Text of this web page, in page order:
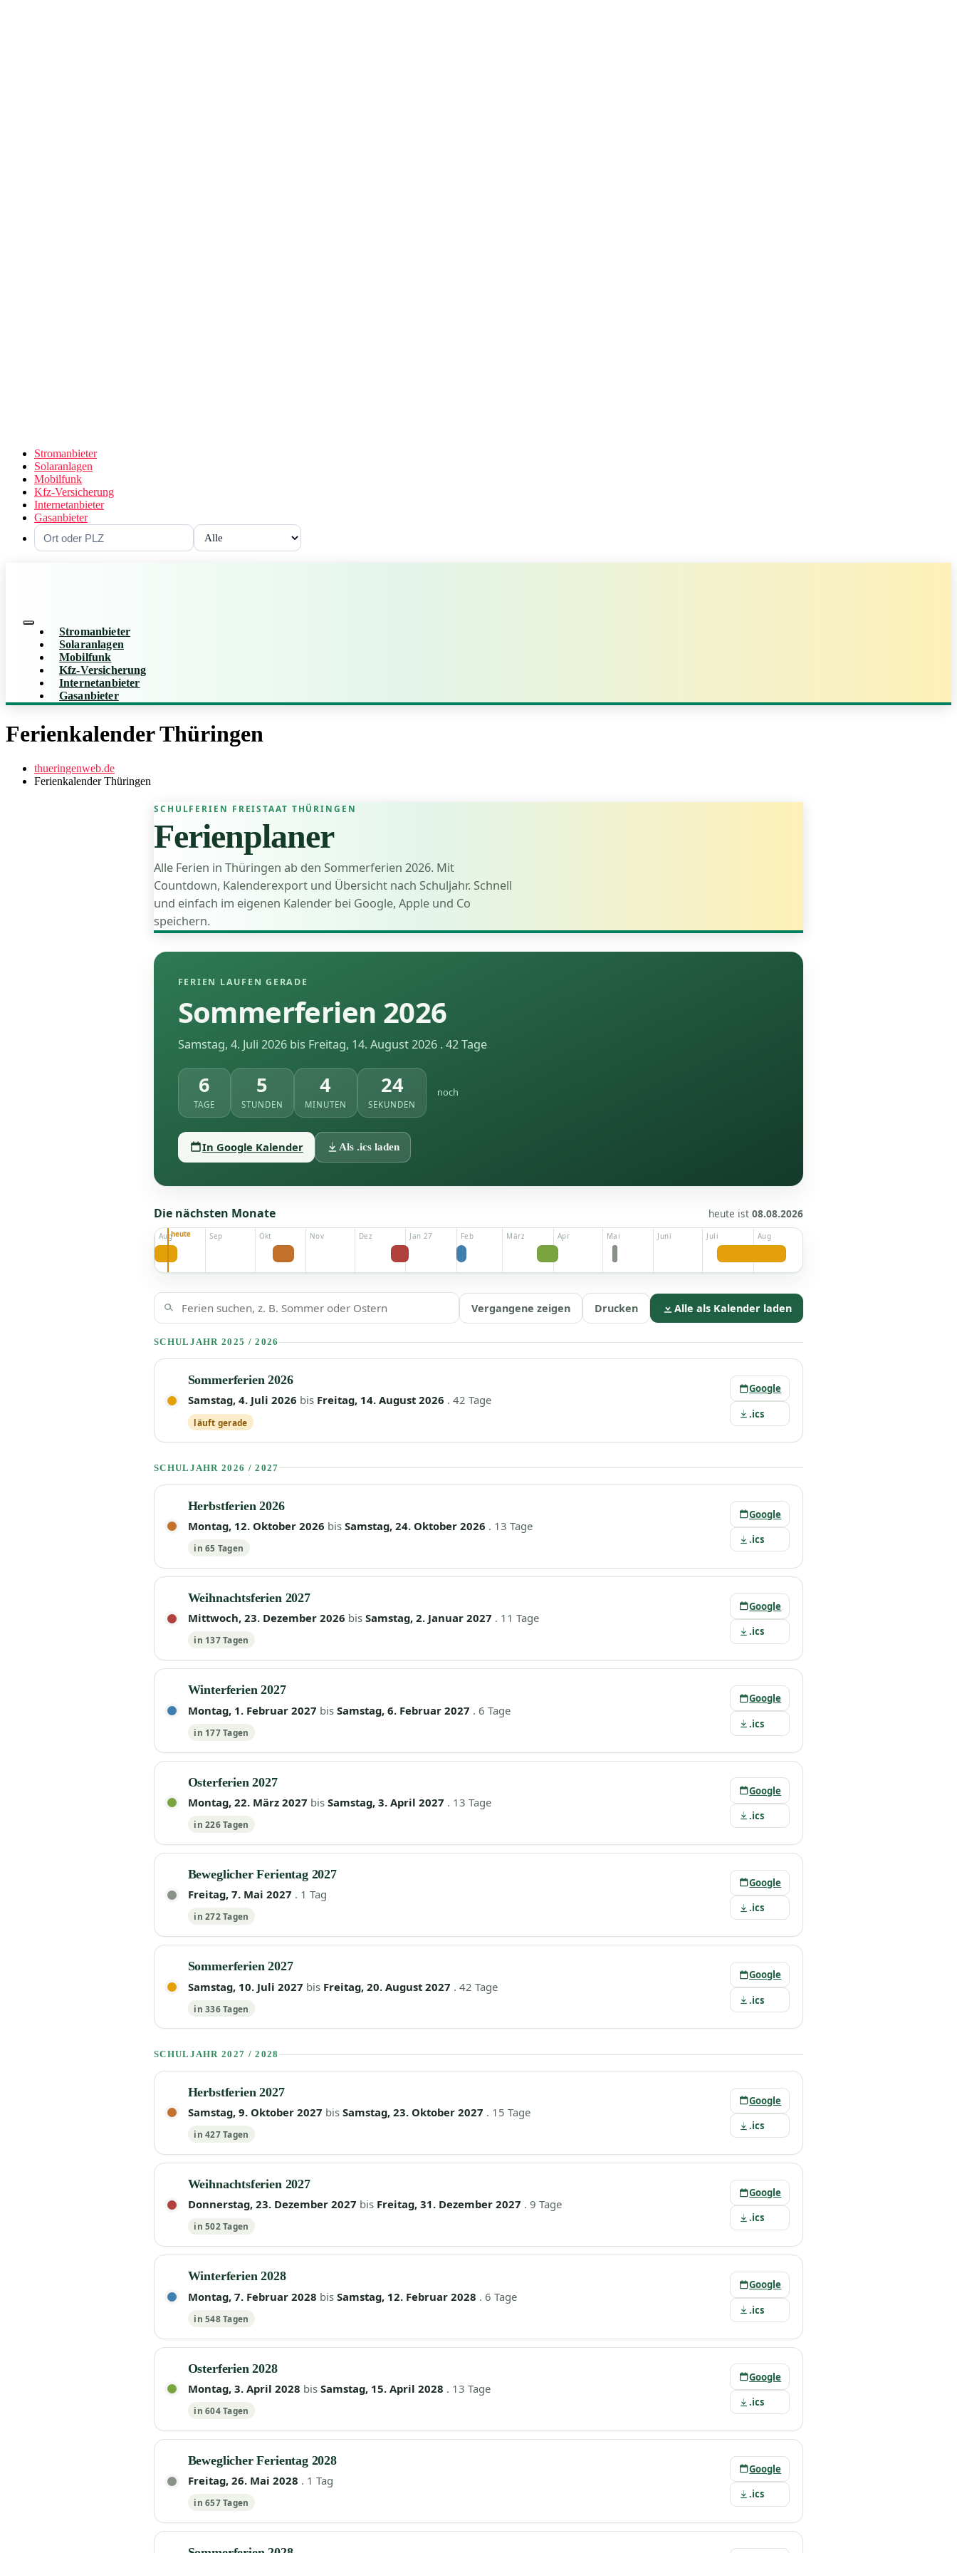
Stromanbieter
Solaranlagen
Mobilfunk
Kfz-Versicherung
Internetanbieter
Gasanbieter
Stromanbieter
Solaranlagen
Mobilfunk
Kfz-Versicherung
Internetanbieter
Gasanbieter
Ferienkalender Thüringen
thueringenweb.de
Ferienkalender Thüringen
SCHULFERIEN FREISTAAT THÜRINGEN
Ferienplaner
Alle Ferien in Thüringen ab den Sommerferien 2026. Mit
Countdown, Kalenderexport und Übersicht nach Schuljahr. Schnell
und einfach im eigenen Kalender bei Google, Apple und Co
speichern.
FERIEN LAUFEN GERADE
Sommerferien 2026
Samstag, 4. Juli 2026 bis Freitag, 14. August 2026 . 42 Tage
6
TAGE
5
STUNDEN
4
MINUTEN
23
SEKUNDEN
noch
In Google Kalender Als .ics laden
Die nächsten Monate heute ist 08.08.2026
Aug Sep Okt Nov Dez Jan 27 Feb März Apr Mai Juni Juli Aug
Vergangene zeigen Drucken Alle als Kalender laden
SCHULJAHR 2025 / 2026
Sommerferien 2026
Samstag, 4. Juli 2026 bis Freitag, 14. August 2026 . 42 Tage
läuft gerade
Google
.ics
SCHULJAHR 2026 / 2027
Herbstferien 2026
Montag, 12. Oktober 2026 bis Samstag, 24. Oktober 2026 . 13 Tage
in 65 Tagen
Google
.ics
Weihnachtsferien 2027
Mittwoch, 23. Dezember 2026 bis Samstag, 2. Januar 2027 . 11 Tage
in 137 Tagen
Google
.ics
Winterferien 2027
Montag, 1. Februar 2027 bis Samstag, 6. Februar 2027 . 6 Tage
in 177 Tagen
Google
.ics
Osterferien 2027
Montag, 22. März 2027 bis Samstag, 3. April 2027 . 13 Tage
in 226 Tagen
Google
.ics
Beweglicher Ferientag 2027
Freitag, 7. Mai 2027 . 1 Tag
in 272 Tagen
Google
.ics
Sommerferien 2027
Samstag, 10. Juli 2027 bis Freitag, 20. August 2027 . 42 Tage
in 336 Tagen
Google
.ics
SCHULJAHR 2027 / 2028
Herbstferien 2027
Samstag, 9. Oktober 2027 bis Samstag, 23. Oktober 2027 . 15 Tage
in 427 Tagen
Google
.ics
Weihnachtsferien 2027
Donnerstag, 23. Dezember 2027 bis Freitag, 31. Dezember 2027 . 9 Tage
in 502 Tagen
Google
.ics
Winterferien 2028
Montag, 7. Februar 2028 bis Samstag, 12. Februar 2028 . 6 Tage
in 548 Tagen
Google
.ics
Osterferien 2028
Montag, 3. April 2028 bis Samstag, 15. April 2028 . 13 Tage
in 604 Tagen
Google
.ics
Beweglicher Ferientag 2028
Freitag, 26. Mai 2028 . 1 Tag
in 657 Tagen
Google
.ics